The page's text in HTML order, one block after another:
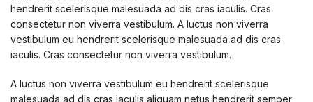
hendrerit scelerisque malesuada ad dis cras iaculis. Cras
consectetur non viverra vestibulum. A luctus non viverra
vestibulum eu hendrerit scelerisque malesuada ad dis cras
iaculis. Cras consectetur non viverra vestibulum.
A luctus non viverra vestibulum eu hendrerit scelerisque
malesuada ad dis cras iaculis aliquam netus hendrerit semper